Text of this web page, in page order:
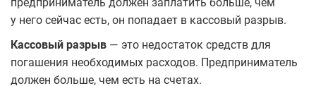
предприниматель должен заплатить больше, чем
у него сейчас есть, он попадает в кассовый разрыв.
Кассовый разрыв — это недостаток средств для
погашения необходимых расходов. Предприниматель
должен больше, чем есть на счетах.